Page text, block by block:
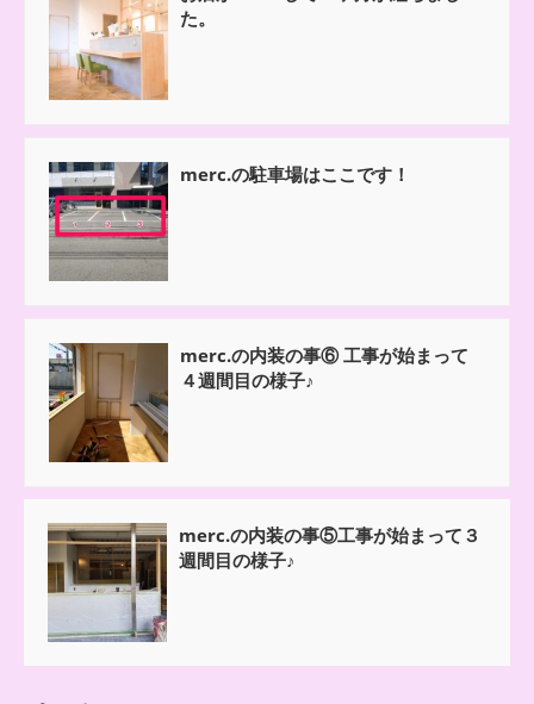
た。
merc.の駐車場はここです！
merc.の内装の事⑥ 工事が始まって
４週間目の様子♪
merc.の内装の事⑤工事が始まって３
週間目の様子♪